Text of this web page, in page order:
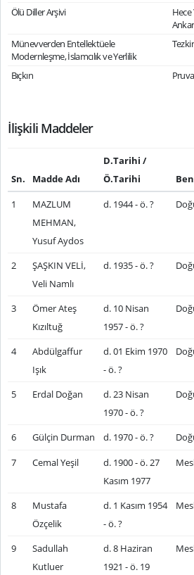
Ölü Diller Arşivi
Hece
Münevverden Entellektüele
Modernleşme, İslamcılık ve Yerlilik
Bıçkın
İlişkili Maddeler
Sn. Madde Adı
D.Tarihi /
Ö.Tarihi
1
MAZLUM
MEHMAN,
Yusuf Aydos
d. 1944 - ö. ?
2
ŞAŞKIN VELİ,
Veli Namlı
d. 1935 - ö. ?
3
Ömer Ateş
Kızıltuğ
d. 10 Nisan
1957 - ö. ?
4
Abdülgaffur
Işık
d. 01 Ekim 1970
- ö. ?
5 Erdal Doğan
d. 23 Nisan
1970 - ö. ?
6 Gülçin Durman d. 1970 - ö. ?
7 Cemal Yeşil
d. 1900 - ö. 27
Kasım 1977
8
Mustafa
Özçelik
d. 1 Kasım 1954
- ö. ?
9
Sadullah
Kutluer
d. 8 Haziran
1921 - ö. 19